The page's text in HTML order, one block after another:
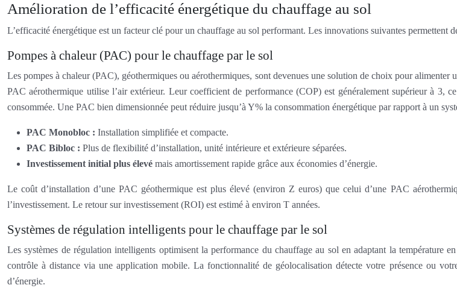
Amélioration de l’efficacité énergétique du chauffage au sol
L’efficacité énergétique est un facteur clé pour un chauffage au sol performant. Les innovations suivantes permettent
Pompes à chaleur (PAC) pour le chauffage par le sol
Les pompes à chaleur (PAC), géothermiques ou aérothermiques, sont devenues une solution de choix pour
PAC aérothermique utilise l’air extérieur. Leur coefficient de performance (COP) est généralement supérieur à
consommée. Une PAC bien dimensionnée peut réduire jusqu’à Y% la consommation énergétique par rapport à un
PAC Monobloc : Installation simplifiée et compacte.
PAC Bibloc : Plus de flexibilité d’installation, unité intérieure et extérieure séparées.
Investissement initial plus élevé mais amortissement rapide grâce aux économies d’énergie.
Le coût d’installation d’une PAC géothermique est plus élevé (environ Z euros) que celui d’une PAC
l’investissement. Le retour sur investissement (ROI) est estimé à environ T années.
Systèmes de régulation intelligents pour le chauffage par le sol
Les systèmes de régulation intelligents optimisent la performance du chauffage au sol en adaptant la température
contrôle à distance via une application mobile. La fonctionnalité de géolocalisation détecte votre présence ou
d’énergie.